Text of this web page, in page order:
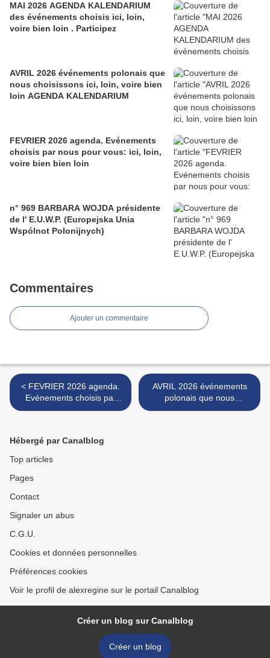
MAI 2026 AGENDA KALENDARIUM
des événements choisis ici, loin,
voire bien loin . Participez
AVRIL 2026 événements polonais que
nous choisissons ici, loin, voire bien
loin AGENDA KALENDARIUM
FEVRIER 2026 agenda. Evénements
choisis par nous pour vous: ici, loin,
voire bien bien loin
n° 969 BARBARA WOJDA présidente
de l' E.U.W.P. (Europejska Unia
Wspólnot Polonijnych)
Commentaires
Ajouter un commentaire
< FEVRIER 2026 agenda.
Evénements choisis par
nous pour vous: ici, loin,
AVRIL 2026 événements
polonais que nous
choisissons ici, loin, voire
Hébergé par Canalblog
Top articles
Pages
Contact
Signaler un abus
C.G.U.
Cookies et données personnelles
Préférences cookies
Voir le profil de alexregine sur le portail Canalblog
Créer un blog sur Canalblog
Créer un blog